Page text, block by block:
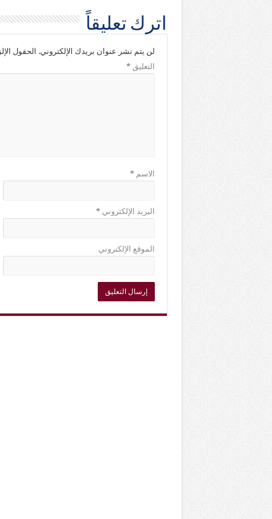
اترك تعليقاً
لن يتم نشر عنوان بريدك الإلكتروني. الحقول
التعليق*
الاسم*
البريد الإلكتروني*
الموقع الإلكتروني